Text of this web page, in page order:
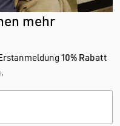
mehr
10% Rabatt